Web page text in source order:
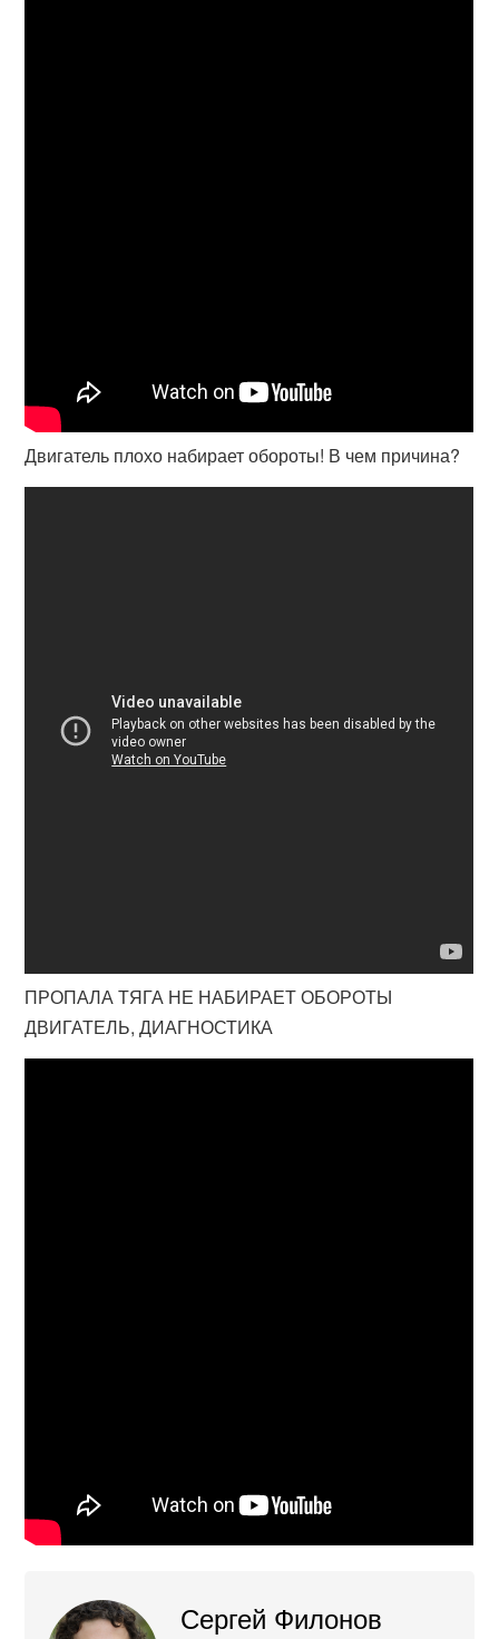
Двигатель плохо набирает обороты! В чем причина?
ПРОПАЛА ТЯГА НЕ НАБИРАЕТ ОБОРОТЫ
ДВИГАТЕЛЬ, ДИАГНОСТИКА
Сергей Филонов